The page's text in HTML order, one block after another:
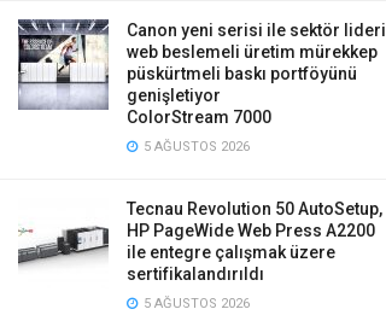
Canon yeni serisi ile sektör lideri
web beslemeli üretim mürekkep
püskürtmeli baskı portföyünü
genişletiyor
ColorStream 7000
5 AĞUSTOS 2026
Tecnau Revolution 50 AutoSetup,
HP PageWide Web Press A2200
ile entegre çalışmak üzere
sertifikalandırıldı
5 AĞUSTOS 2026